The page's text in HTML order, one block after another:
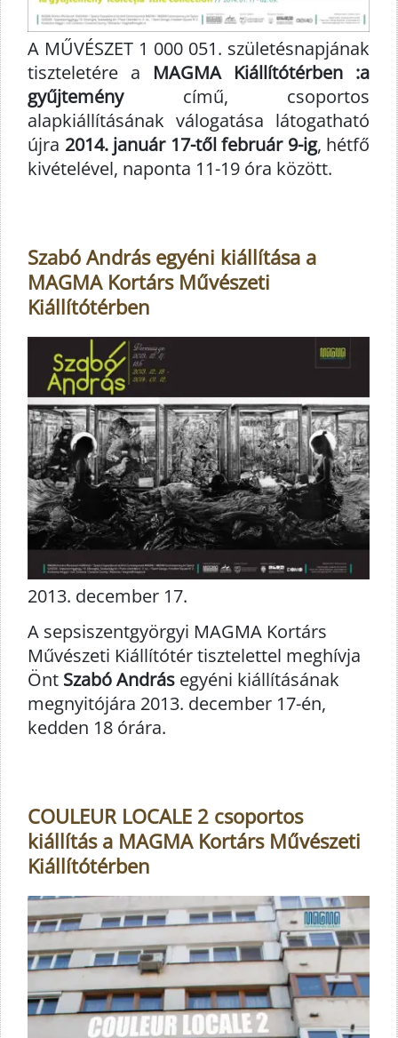
A MŰVÉSZET 1 000 051. születésnapjának
tiszteletére a MAGMA Kiállítótérben :a
gyűjteménycímű, csoportos
alapkiállításának válogatása látogatható
újra 2014. január 17-től február 9-ig, hétfő
kivételével, naponta 11-19 óra között.
Szabó András egyéni kiállítása a
MAGMA Kortárs Művészeti
Kiállítótérben
2013. december 17.
A sepsiszentgyörgyi MAGMA Kortárs
Művészeti Kiállítótér tisztelettel meghívja
Önt Szabó András egyéni kiállításának
megnyitójára 2013. december 17-én,
kedden 18 órára.
COULEUR LOCALE 2 csoportos
kiállítás a MAGMA Kortárs Művészeti
Kiállítótérben